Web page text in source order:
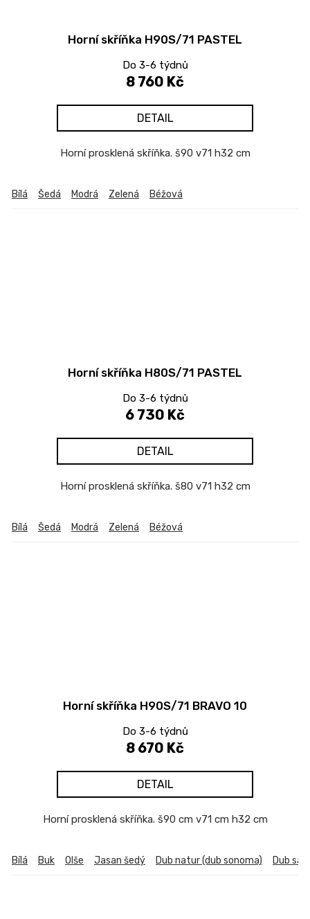
Horní skříňka H90S/71 PASTEL
Do 3-6 týdnů
8 760 Kč
DETAIL
Horní prosklená skříňka. š90 v71 h32 cm
Bílá Šedá Modrá Zelená Béžová
Horní skříňka H80S/71 PASTEL
Do 3-6 týdnů
6 730 Kč
DETAIL
Horní prosklená skříňka. š80 v71 h32 cm
Bílá Šedá Modrá Zelená Béžová
Horní skříňka H90S/71 BRAVO 10
Do 3-6 týdnů
8 670 Kč
DETAIL
Horní prosklená skříňka. š90 cm v71 cm h32 cm
Bílá Buk Olše Jasan šedý Dub natur (dub sonoma) Dub